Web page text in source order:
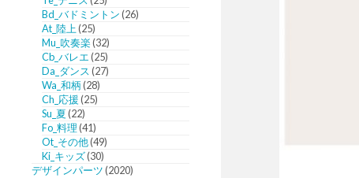
Bd_バドミントン(26)
At_陸上(25)
Mu_吹奏楽(32)
Cb_バレエ(25)
Da_ダンス(27)
Wa_和柄(28)
Ch_応援(25)
Su_夏(22)
Fo_料理(41)
Ot_その他(49)
Ki_キッズ(30)
デザインパーツ(2020)